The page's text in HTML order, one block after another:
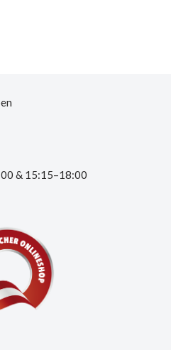
& 15:15–18:00